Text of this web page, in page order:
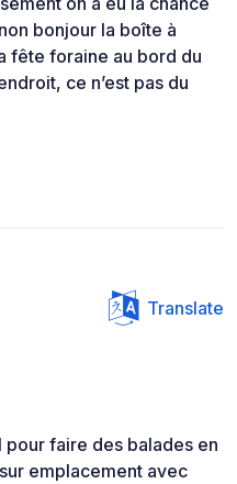
bonjour la boîte à
fête foraine au bord du
ce n’est pas du
Translate
faire des balades en
emplacement avec